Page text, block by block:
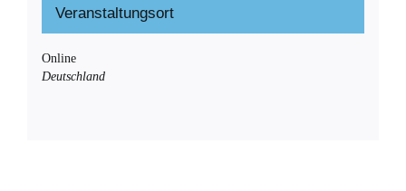
Veranstaltungsort
Online
Deutschland